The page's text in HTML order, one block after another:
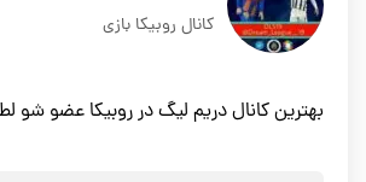
کانال روبیکا بازی
بهترین کانال دریم لیگ در روبیکا عضو شو